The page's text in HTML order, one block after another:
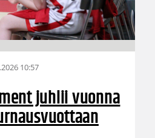
10:57
juhlii vuonna